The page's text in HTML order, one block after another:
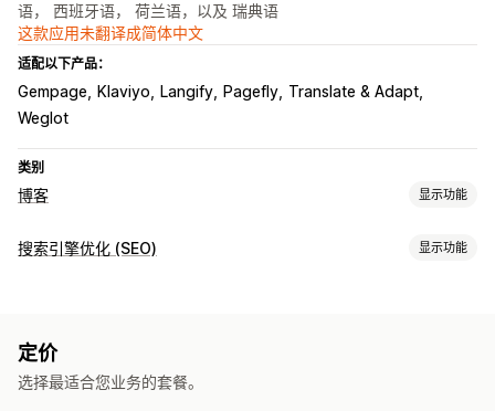
语， 西班牙语， 荷兰语，以及 瑞典语
这款应用未翻译成简体中文
适配以下产品：
Gempage Klaviyo Langify Pagefly Translate & Adapt
Weglot
类别
博客 显示功能
内容创作
搜索引擎优化 (SEO)
关键字优化
丰富代码片段
搜索引擎优化 (SEO) 显示功能
JSON-LD
内容优化 元数据优化
定价
选择最适合您业务的套餐。